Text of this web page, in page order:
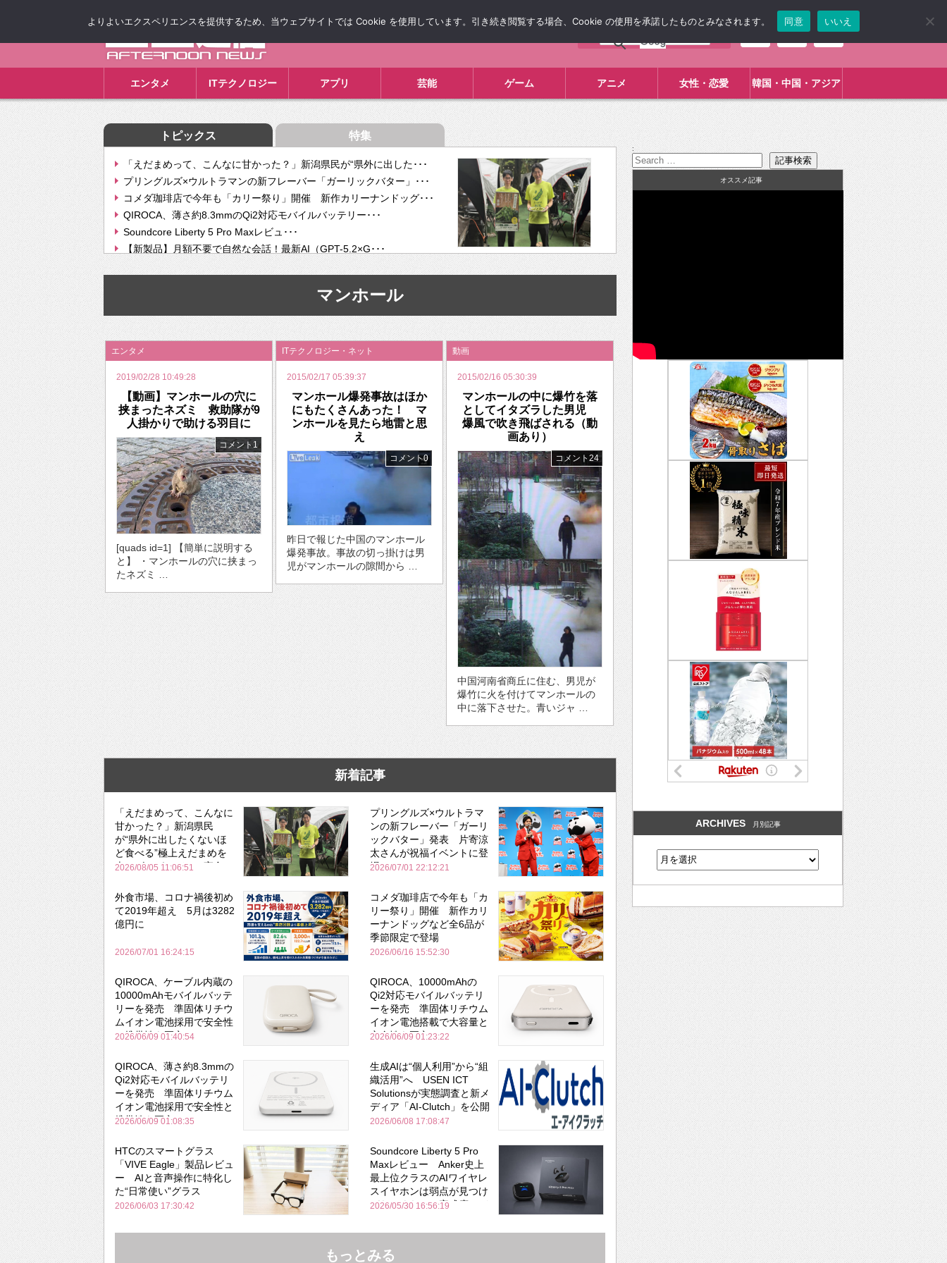
エンタメ ITテクノロジー アプリ 芸能 ゲーム アニメ 女性・恋愛 韓国・中国・アジア
トピックス 特集
「えだまめって、こんなに甘かった？」新潟県民が“県外に出した･･･
プリングルズ×ウルトラマンの新フレーバー「ガーリックバター」･･･
コメダ珈琲店で今年も「カリー祭り」開催 新作カリーナンドッグ･･･
QIROCA、薄さ約8.3mmのQi2対応モバイルバッテリー･･･
Soundcore Liberty 5 Pro Maxレビュ･･･
【新製品】月額不要で自然な会話！最新AI（GPT-5.2×G･･･
【次世代の没入感と生産性】VITURE Luma Ultra･･･
挫折率8割の壁をAIで突破。ジャストシステム、”自分が今話し･･･
2026年のバレンタインは「自分で作って、想いを渡す」 TE･･･
マンホール
エンタメ
2019/02/28 10:49:28
【動画】マンホールの穴に
挟まったネズミ 救助隊が9
人掛かりで助ける羽目に
コメント1
[quads id=1] 【簡単に説明する
と】 ・マンホールの穴に挟まっ
たネズミ …
ITテクノロジー・ネット
2015/02/17 05:39:37
マンホール爆発事故はほか
にもたくさんあった！ マ
ンホールを見たら地雷と思
え
コメント0
昨日で報じた中国のマンホール
爆発事故。事故の切っ掛けは男
児がマンホールの隙間から …
動画
2015/02/16 05:30:39
マンホールの中に爆竹を落
としてイタズラした男児
爆風で吹き飛ばされる（動
画あり）
コメント24
中国河南省商丘に住む、男児が
爆竹に火を付けてマンホールの
中に落下させた。青いジャ …
新着記事
「えだまめって、こんなに
甘かった？」新潟県民
が“県外に出したくないほ
ど食べる”極上えだまめを
森のビアガーデンで実食
2026/08/05 11:06:51
プリングルズ×ウルトラマ
ンの新フレーバー「ガーリ
ックバター」発表 片寄涼
太さんが祝福イベントに登
場
2026/07/01 22:12:21
外食市場、コロナ禍後初め
て2019年超え 5月は3282
億円に
2026/07/01 16:24:15
コメダ珈琲店で今年も「カ
リー祭り」開催 新作カリ
ーナンドッグなど全6品が
季節限定で登場
2026/06/16 15:52:30
QIROCA、ケーブル内蔵の
10000mAhモバイルバッテ
リーを発売 準固体リチウ
ムイオン電池採用で安全性
と携帯性を両立
2026/06/09 01:40:54
QIROCA、10000mAhの
Qi2対応モバイルバッテリ
ーを発売 準固体リチウム
イオン電池搭載で大容量と
安全性を両立
2026/06/09 01:23:22
QIROCA、薄さ約8.3mmの
Qi2対応モバイルバッテリ
ーを発売 準固体リチウム
イオン電池採用で安全性と
携帯性を両立
2026/06/09 01:08:35
生成AIは“個人利用”から“組
織活用”へ USEN ICT
Solutionsが実態調査と新メ
ディア「AI-Clutch」を公開
2026/06/08 17:08:47
HTCのスマートグラス
「VIVE Eagle」製品レビュ
ー AIと音声操作に特化し
た“日常使い”グラス
2026/06/03 17:30:42
Soundcore Liberty 5 Pro
Maxレビュー Anker史上
最上位クラスのAIワイヤレ
スイヤホンは弱点が見つけ
づらいくらいの完成度にび
Bose並み
2026/05/30 16:56:19
もっとみる
:
オススメ記事
ARCHIVES 月別記事
よりよいエクスペリエンスを提供するため、当ウェブサイトでは Cookie を使用しています。引き続き閲覧する場合、Cookie の使用を承諾したものとみなされます。 同意 いいえ